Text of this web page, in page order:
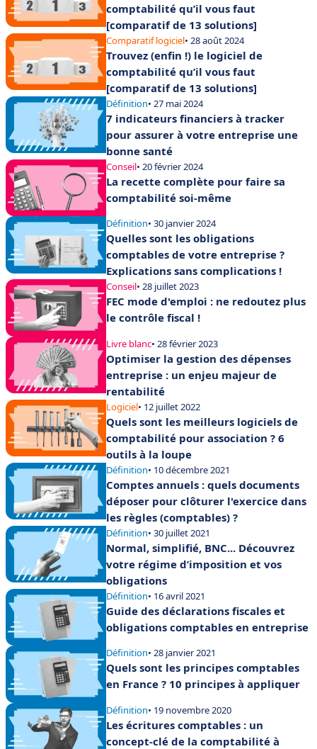
comptabilité qu’il vous faut
[comparatif de 13 solutions]
Comparatif logiciel• 28 août 2024
Trouvez (enfin !) le logiciel de
comptabilité qu’il vous faut
[comparatif de 13 solutions]
Définition• 27 mai 2024
7 indicateurs financiers à tracker
pour assurer à votre entreprise une
bonne santé
Conseil• 20 février 2024
La recette complète pour faire sa
comptabilité soi-même
Définition• 30 janvier 2024
Quelles sont les obligations
comptables de votre entreprise ?
Explications sans complications !
Conseil• 28 juillet 2023
FEC mode d'emploi : ne redoutez plus
le contrôle fiscal !
Livre blanc• 28 février 2023
Optimiser la gestion des dépenses
entreprise : un enjeu majeur de
rentabilité
Logiciel• 12 juillet 2022
Quels sont les meilleurs logiciels de
comptabilité pour association ? 6
outils à la loupe
Définition• 10 décembre 2021
Comptes annuels : quels documents
déposer pour clôturer l'exercice dans
les règles (comptables) ?
Définition• 30 juillet 2021
Normal, simplifié, BNC... Découvrez
votre régime d’imposition et vos
obligations
Définition• 16 avril 2021
Guide des déclarations fiscales et
obligations comptables en entreprise
Définition• 28 janvier 2021
Quels sont les principes comptables
en France ? 10 principes à appliquer
Définition• 19 novembre 2020
Les écritures comptables : un
concept-clé de la comptabilité à